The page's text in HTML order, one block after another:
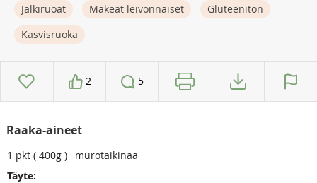
Jälkiruoat Makeat leivonnaiset
Gluteeniton
Kasvisruoka
2 5
Raaka-aineet
1 pkt ( 400g )
murotaikinaa
Täyte: